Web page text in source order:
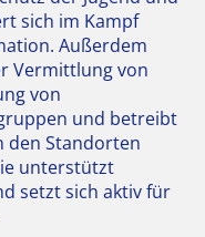
sich im Kampf
Außerdem
Vermittlung von
von
und betreibt
den Standorten
unterstützt
setzt sich aktiv für